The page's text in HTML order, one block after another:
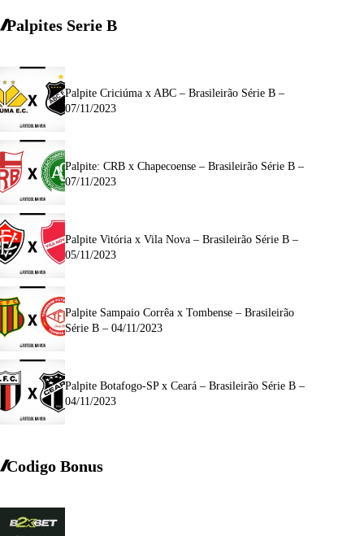
Palpites Serie B
Palpite Criciúma x ABC – Brasileirão Série B –
07/11/2023
Palpite: CRB x Chapecoense – Brasileirão Série B –
07/11/2023
Palpite Vitória x Vila Nova – Brasileirão Série B –
05/11/2023
Palpite Sampaio Corrêa x Tombense – Brasileirão
Série B – 04/11/2023
Palpite Botafogo-SP x Ceará – Brasileirão Série B –
04/11/2023
Codigo Bonus